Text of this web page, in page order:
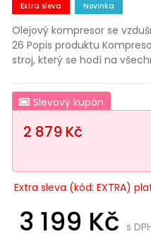
Extra sleva Novinka
Olejový kompresor se
26 Popis produktu
stroj, který se hodí na
Slevový kupón
2 879 Kč
Extra sleva (kód: EXTRA)
3 199 Kč s